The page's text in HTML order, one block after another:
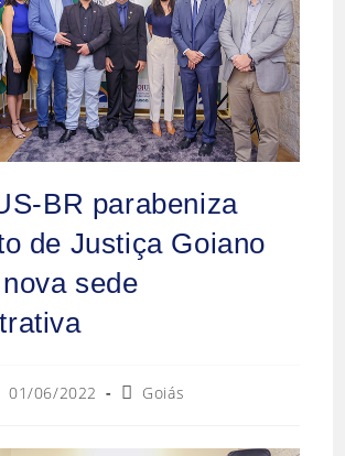
BR parabeniza
de Justiça Goiano
sede
01/06/2022 Goiás